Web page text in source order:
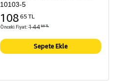
10103-5
108 65 TL
Önceki Fiyat:144 86 TL
Sepete Ekle